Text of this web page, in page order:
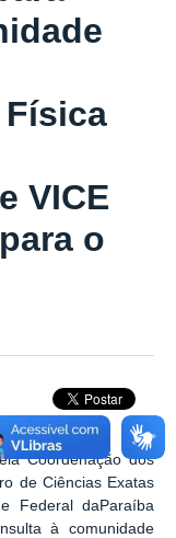
Física
VICE
o
Coordenação dos
de Ciências Exatas
Federal daParaíba
à comunidade